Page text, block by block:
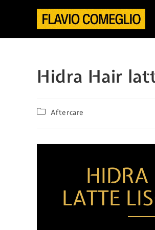
Hidra Hair
Aftercare
HIDRA
LATTE